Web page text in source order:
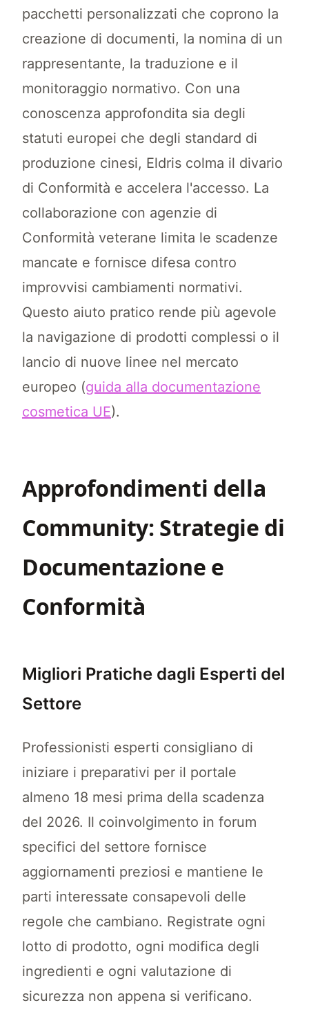
pacchetti personalizzati che coprono la
creazione di documenti, la nomina di un
rappresentante, la traduzione e il
monitoraggio normativo. Con una
conoscenza approfondita sia degli
statuti europei che degli standard di
produzione cinesi, Eldris colma il divario
di Conformità e accelera l'accesso. La
collaborazione con agenzie di
Conformità veterane limita le scadenze
mancate e fornisce difesa contro
improvvisi cambiamenti normativi.
Questo aiuto pratico rende più agevole
la navigazione di prodotti complessi o il
lancio di nuove linee nel mercato
europeo (guida alla documentazione
cosmetica UE).
Approfondimenti della
Community: Strategie di
Documentazione e
Conformità
Migliori Pratiche dagli Esperti del
Settore
Professionisti esperti consigliano di
iniziare i preparativi per il portale
almeno 18 mesi prima della scadenza
del 2026. Il coinvolgimento in forum
specifici del settore fornisce
aggiornamenti preziosi e mantiene le
parti interessate consapevoli delle
regole che cambiano. Registrate ogni
lotto di prodotto, ogni modifica degli
ingredienti e ogni valutazione di
sicurezza non appena si verificano.